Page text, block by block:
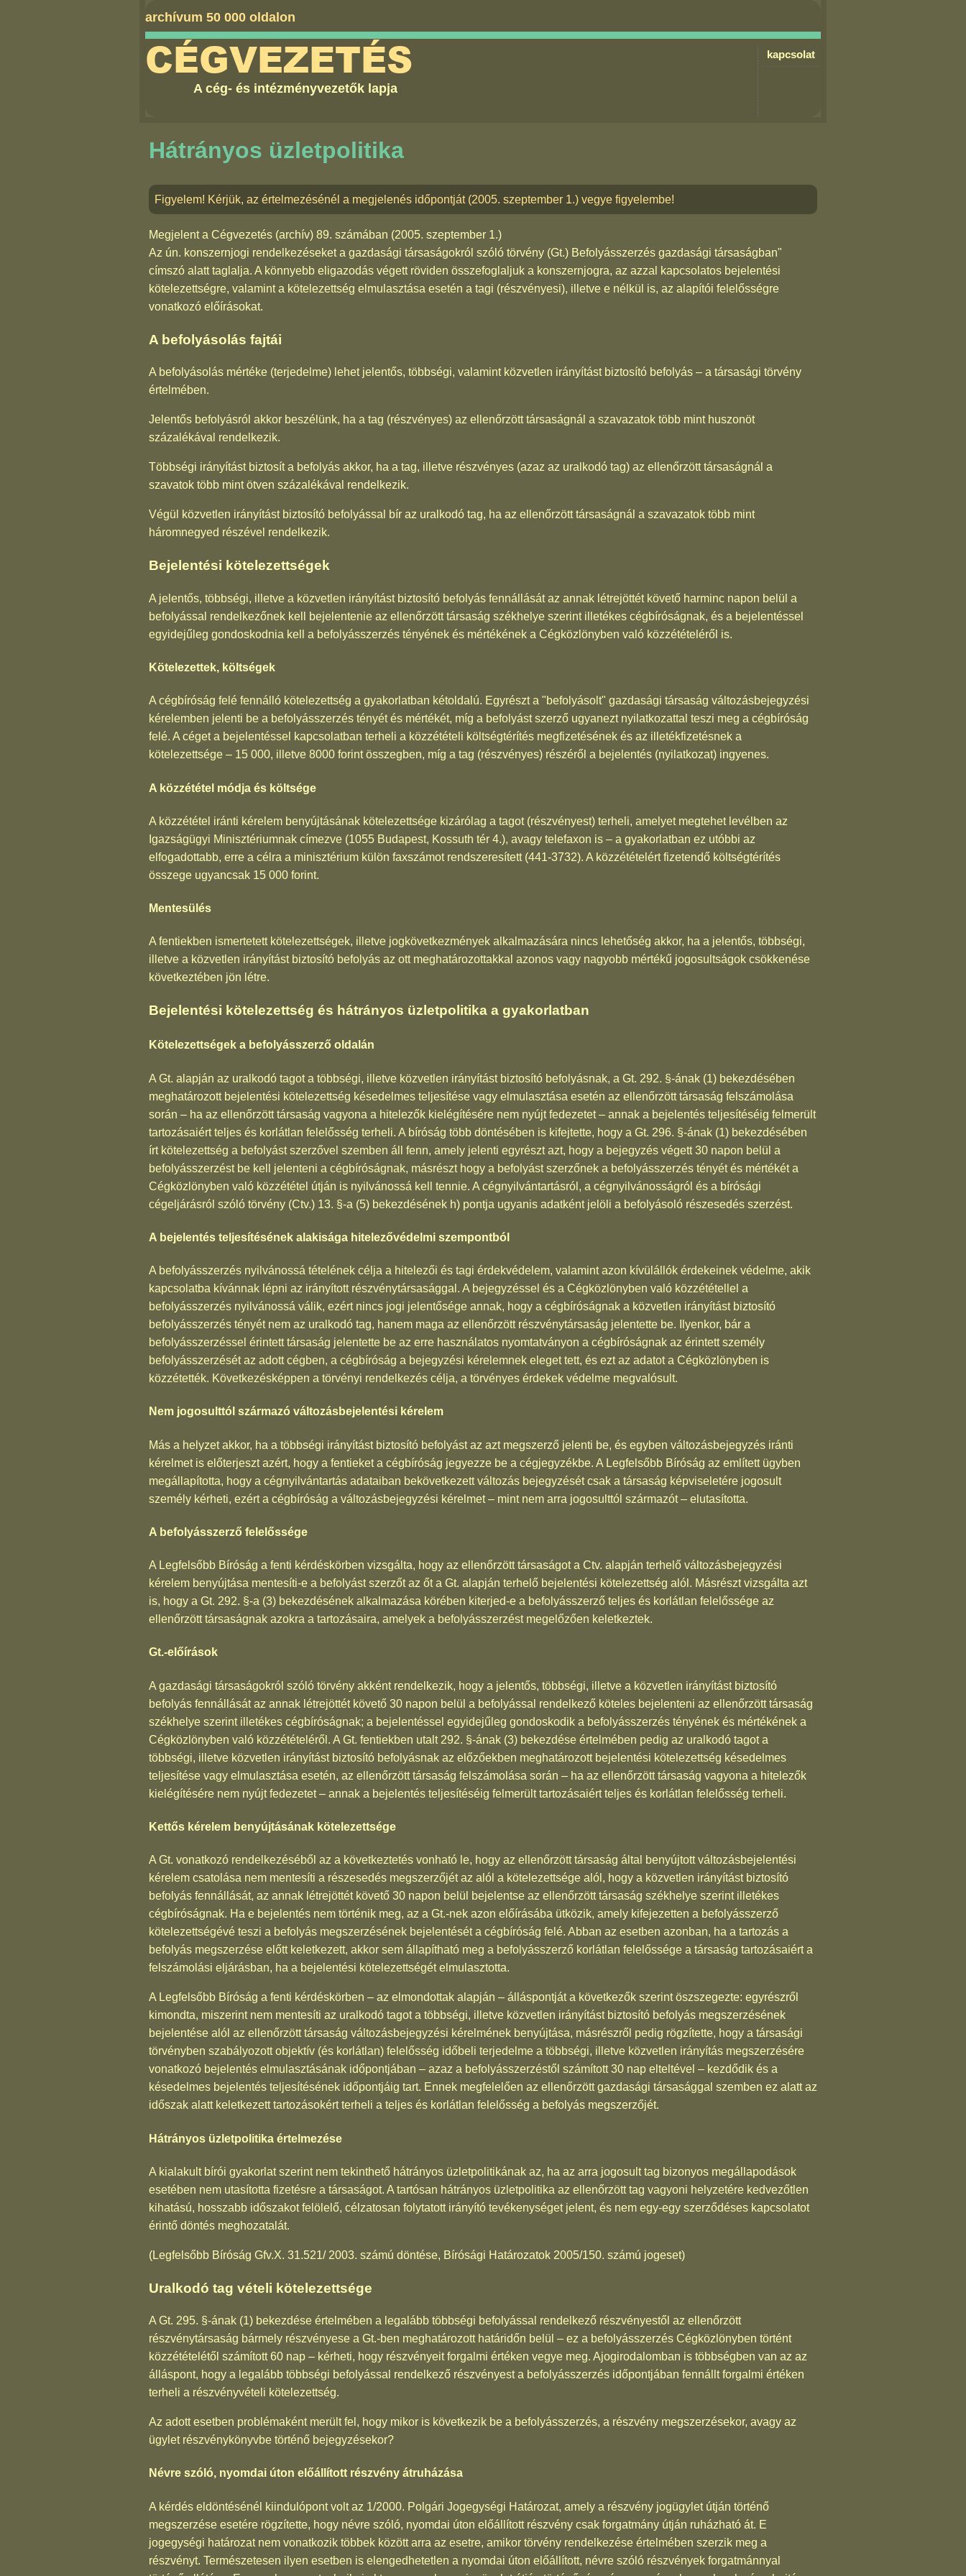
archívum 50 000 oldalon
kapcsolat
CÉGVEZETÉS
A cég- és intézményvezetők lapja
Hátrányos üzletpolitika
Figyelem! Kérjük, az értelmezésénél a megjelenés időpontját (2005. szeptember 1.) vegye figyelembe!
Megjelent a Cégvezetés (archív) 89. számában (2005. szeptember 1.)
Az ún. konszernjogi rendelkezéseket a gazdasági társaságokról szóló törvény (Gt.) Befolyásszerzés gazdasági társaságban"
címszó alatt taglalja. A könnyebb eligazodás végett röviden összefoglaljuk a konszernjogra, az azzal kapcsolatos bejelentési
kötelezettségre, valamint a kötelezettség elmulasztása esetén a tagi (részvényesi), illetve e nélkül is, az alapítói felelősségre
vonatkozó előírásokat.
A befolyásolás fajtái
A befolyásolás mértéke (terjedelme) lehet jelentős, többségi, valamint közvetlen irányítást biztosító befolyás – a társasági törvény
értelmében.
Jelentős befolyásról akkor beszélünk, ha a tag (részvényes) az ellenőrzött társaságnál a szavazatok több mint huszonöt
százalékával rendelkezik.
Többségi irányítást biztosít a befolyás akkor, ha a tag, illetve részvényes (azaz az uralkodó tag) az ellenőrzött társaságnál a
szavatok több mint ötven százalékával rendelkezik.
Végül közvetlen irányítást biztosító befolyással bír az uralkodó tag, ha az ellenőrzött társaságnál a szavazatok több mint
háromnegyed részével rendelkezik.
Bejelentési kötelezettségek
A jelentős, többségi, illetve a közvetlen irányítást biztosító befolyás fennállását az annak létrejöttét követő harminc napon belül a
befolyással rendelkezőnek kell bejelentenie az ellenőrzött társaság székhelye szerint illetékes cégbíróságnak, és a bejelentéssel
egyidejűleg gondoskodnia kell a befolyásszerzés tényének és mértékének a Cégközlönyben való közzétételéről is.
Kötelezettek, költségek
A cégbíróság felé fennálló kötelezettség a gyakorlatban kétoldalú. Egyrészt a "befolyásolt" gazdasági társaság változásbejegyzési
kérelemben jelenti be a befolyásszerzés tényét és mértékét, míg a befolyást szerző ugyanezt nyilatkozattal teszi meg a cégbíróság
felé. A céget a bejelentéssel kapcsolatban terheli a közzétételi költségtérítés megfizetésének és az illetékfizetésnek a
kötelezettsége – 15 000, illetve 8000 forint összegben, míg a tag (részvényes) részéről a bejelentés (nyilatkozat) ingyenes.
A közzététel módja és költsége
A közzététel iránti kérelem benyújtásának kötelezettsége kizárólag a tagot (részvényest) terheli, amelyet megtehet levélben az
Igazságügyi Minisztériumnak címezve (1055 Budapest, Kossuth tér 4.), avagy telefaxon is – a gyakorlatban ez utóbbi az
elfogadottabb, erre a célra a minisztérium külön faxszámot rendszeresített (441-3732). A közzétételért fizetendő költségtérítés
összege ugyancsak 15 000 forint.
Mentesülés
A fentiekben ismertetett kötelezettségek, illetve jogkövetkezmények alkalmazására nincs lehetőség akkor, ha a jelentős, többségi,
illetve a közvetlen irányítást biztosító befolyás az ott meghatározottakkal azonos vagy nagyobb mértékű jogosultságok csökkenése
következtében jön létre.
Bejelentési kötelezettség és hátrányos üzletpolitika a gyakorlatban
Kötelezettségek a befolyásszerző oldalán
A Gt. alapján az uralkodó tagot a többségi, illetve közvetlen irányítást biztosító befolyásnak, a Gt. 292. §-ának (1) bekezdésében
meghatározott bejelentési kötelezettség késedelmes teljesítése vagy elmulasztása esetén az ellenőrzött társaság felszámolása
során – ha az ellenőrzött társaság vagyona a hitelezők kielégítésére nem nyújt fedezetet – annak a bejelentés teljesítéséig felmerült
tartozásaiért teljes és korlátlan felelősség terheli. A bíróság több döntésében is kifejtette, hogy a Gt. 296. §-ának (1) bekezdésében
írt kötelezettség a befolyást szerzővel szemben áll fenn, amely jelenti egyrészt azt, hogy a bejegyzés végett 30 napon belül a
befolyásszerzést be kell jelenteni a cégbíróságnak, másrészt hogy a befolyást szerzőnek a befolyásszerzés tényét és mértékét a
Cégközlönyben való közzététel útján is nyilvánossá kell tennie. A cégnyilvántartásról, a cégnyilvánosságról és a bírósági
cégeljárásról szóló törvény (Ctv.) 13. §-a (5) bekezdésének h) pontja ugyanis adatként jelöli a befolyásoló részesedés szerzést.
A bejelentés teljesítésének alakisága hitelezővédelmi szempontból
A befolyásszerzés nyilvánossá tételének célja a hitelezői és tagi érdekvédelem, valamint azon kívülállók érdekeinek védelme, akik
kapcsolatba kívánnak lépni az irányított részvénytársasággal. A bejegyzéssel és a Cégközlönyben való közzététellel a
befolyásszerzés nyilvánossá válik, ezért nincs jogi jelentősége annak, hogy a cégbíróságnak a közvetlen irányítást biztosító
befolyásszerzés tényét nem az uralkodó tag, hanem maga az ellenőrzött részvénytársaság jelentette be. Ilyenkor, bár a
befolyásszerzéssel érintett társaság jelentette be az erre használatos nyomtatványon a cégbíróságnak az érintett személy
befolyásszerzését az adott cégben, a cégbíróság a bejegyzési kérelemnek eleget tett, és ezt az adatot a Cégközlönyben is
közzétették. Következésképpen a törvényi rendelkezés célja, a törvényes érdekek védelme megvalósult.
Nem jogosulttól származó változásbejelentési kérelem
Más a helyzet akkor, ha a többségi irányítást biztosító befolyást az azt megszerző jelenti be, és egyben változásbejegyzés iránti
kérelmet is előterjeszt azért, hogy a fentieket a cégbíróság jegyezze be a cégjegyzékbe. A Legfelsőbb Bíróság az említett ügyben
megállapította, hogy a cégnyilvántartás adataiban bekövetkezett változás bejegyzését csak a társaság képviseletére jogosult
személy kérheti, ezért a cégbíróság a változásbejegyzési kérelmet – mint nem arra jogosulttól származót – elutasította.
A befolyásszerző felelőssége
A Legfelsőbb Bíróság a fenti kérdéskörben vizsgálta, hogy az ellenőrzött társaságot a Ctv. alapján terhelő változásbejegyzési
kérelem benyújtása mentesíti-e a befolyást szerzőt az őt a Gt. alapján terhelő bejelentési kötelezettség alól. Másrészt vizsgálta azt
is, hogy a Gt. 292. §-a (3) bekezdésének alkalmazása körében kiterjed-e a befolyásszerző teljes és korlátlan felelőssége az
ellenőrzött társaságnak azokra a tartozásaira, amelyek a befolyásszerzést megelőzően keletkeztek.
Gt.-előírások
A gazdasági társaságokról szóló törvény akként rendelkezik, hogy a jelentős, többségi, illetve a közvetlen irányítást biztosító
befolyás fennállását az annak létrejöttét követő 30 napon belül a befolyással rendelkező köteles bejelenteni az ellenőrzött társaság
székhelye szerint illetékes cégbíróságnak; a bejelentéssel egyidejűleg gondoskodik a befolyásszerzés tényének és mértékének a
Cégközlönyben való közzétételéről. A Gt. fentiekben utalt 292. §-ának (3) bekezdése értelmében pedig az uralkodó tagot a
többségi, illetve közvetlen irányítást biztosító befolyásnak az előzőekben meghatározott bejelentési kötelezettség késedelmes
teljesítése vagy elmulasztása esetén, az ellenőrzött társaság felszámolása során – ha az ellenőrzött társaság vagyona a hitelezők
kielégítésére nem nyújt fedezetet – annak a bejelentés teljesítéséig felmerült tartozásaiért teljes és korlátlan felelősség terheli.
Kettős kérelem benyújtásának kötelezettsége
A Gt. vonatkozó rendelkezéséből az a következtetés vonható le, hogy az ellenőrzött társaság által benyújtott változásbejelentési
kérelem csatolása nem mentesíti a részesedés megszerzőjét az alól a kötelezettsége alól, hogy a közvetlen irányítást biztosító
befolyás fennállását, az annak létrejöttét követő 30 napon belül bejelentse az ellenőrzött társaság székhelye szerint illetékes
cégbíróságnak. Ha e bejelentés nem történik meg, az a Gt.-nek azon előírásába ütközik, amely kifejezetten a befolyásszerző
kötelezettségévé teszi a befolyás megszerzésének bejelentését a cégbíróság felé. Abban az esetben azonban, ha a tartozás a
befolyás megszerzése előtt keletkezett, akkor sem állapítható meg a befolyásszerző korlátlan felelőssége a társaság tartozásaiért a
felszámolási eljárásban, ha a bejelentési kötelezettségét elmulasztotta.
A Legfelsőbb Bíróság a fenti kérdéskörben – az elmondottak alapján – álláspontját a következők szerint öszszegezte: egyrészről
kimondta, miszerint nem mentesíti az uralkodó tagot a többségi, illetve közvetlen irányítást biztosító befolyás megszerzésének
bejelentése alól az ellenőrzött társaság változásbejegyzési kérelmének benyújtása, másrészről pedig rögzítette, hogy a társasági
törvényben szabályozott objektív (és korlátlan) felelősség időbeli terjedelme a többségi, illetve közvetlen irányítás megszerzésére
vonatkozó bejelentés elmulasztásának időpontjában – azaz a befolyásszerzéstől számított 30 nap elteltével – kezdődik és a
késedelmes bejelentés teljesítésének időpontjáig tart. Ennek megfelelően az ellenőrzött gazdasági társasággal szemben ez alatt az
időszak alatt keletkezett tartozásokért terheli a teljes és korlátlan felelősség a befolyás megszerzőjét.
Hátrányos üzletpolitika értelmezése
A kialakult bírói gyakorlat szerint nem tekinthető hátrányos üzletpolitikának az, ha az arra jogosult tag bizonyos megállapodások
esetében nem utasította fizetésre a társaságot. A tartósan hátrányos üzletpolitika az ellenőrzött tag vagyoni helyzetére kedvezőtlen
kihatású, hosszabb időszakot felölelő, célzatosan folytatott irányító tevékenységet jelent, és nem egy-egy szerződéses kapcsolatot
érintő döntés meghozatalát.
(Legfelsőbb Bíróság Gfv.X. 31.521/ 2003. számú döntése, Bírósági Határozatok 2005/150. számú jogeset)
Uralkodó tag vételi kötelezettsége
A Gt. 295. §-ának (1) bekezdése értelmében a legalább többségi befolyással rendelkező részvényestől az ellenőrzött
részvénytársaság bármely részvényese a Gt.-ben meghatározott határidőn belül – ez a befolyásszerzés Cégközlönyben történt
közzétételétől számított 60 nap – kérheti, hogy részvényeit forgalmi értéken vegye meg. Ajogirodalomban is többségben van az az
álláspont, hogy a legalább többségi befolyással rendelkező részvényest a befolyásszerzés időpontjában fennállt forgalmi értéken
terheli a részvényvételi kötelezettség.
Az adott esetben problémaként merült fel, hogy mikor is következik be a befolyásszerzés, a részvény megszerzésekor, avagy az
ügylet részvénykönyvbe történő bejegyzésekor?
Névre szóló, nyomdai úton előállított részvény átruházása
A kérdés eldöntésénél kiindulópont volt az 1/2000. Polgári Jogegységi Határozat, amely a részvény jogügylet útján történő
megszerzése esetére rögzítette, hogy névre szóló, nyomdai úton előállított részvény csak forgatmány útján ruházható át. E
jogegységi határozat nem vonatkozik többek között arra az esetre, amikor törvény rendelkezése értelmében szerzik meg a
részvényt. Természetesen ilyen esetben is elengedhetetlen a nyomdai úton előállított, névre szóló részvények forgatmánnyal